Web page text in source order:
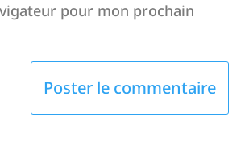
pour mon prochain